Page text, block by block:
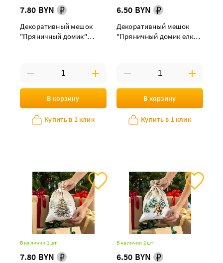
7.80 BYN
Декоративный мешок
"Пряничный домик"
В корзину
Купить в 1 клик
6.50 BYN
Декоративный мешок
"Пряничный домик елка"
В корзину
Купить в 1 клик
В наличии 1 шт
7.80 BYN
В наличии 2 шт
6.50 BYN